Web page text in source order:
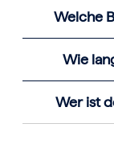
Welche
Wie
Wer ist